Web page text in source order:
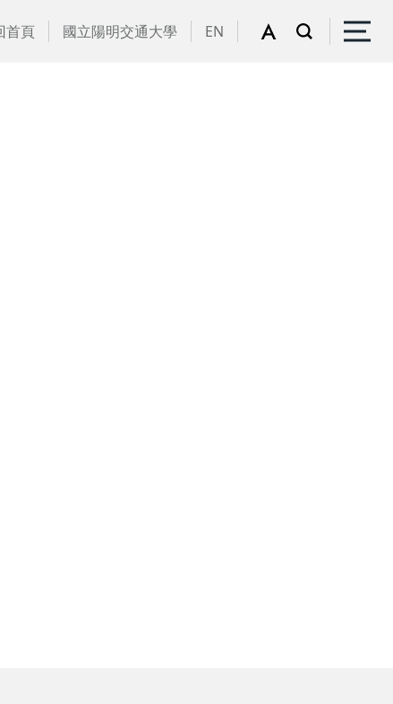
首頁 國立陽明交通大學 EN